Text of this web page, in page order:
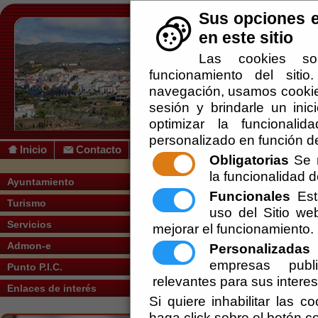
Sus opciones
en este sitio
Las cookies
funcionamiento del
navegación, usamos
sesión y brindarle un
optimizar la
personalizado en función
Obligatorias Se
la funcionalidad
Funcionales
uso del Sitio
mejorar el funcionamiento.
Personalizadas
empresas
relevantes para sus
Si quiere inhabilitar las
Inicio Contacto
Ayuntamiento
Turismo
Servicios
Admon-e
Punto P.I.C.
Enlaces de interés
Usted se encuentra aquí:Inicio // PGOU
Escuchar
Plan General de Ordenación Urbana de
Los 4 tomos se dividen en varios
1. Tomo I
http://www.dipalme.org/Servicios/
http://www.dipalme.org/Servicios/
http://www.dipalme.org/Servicios/
2. Tomo II